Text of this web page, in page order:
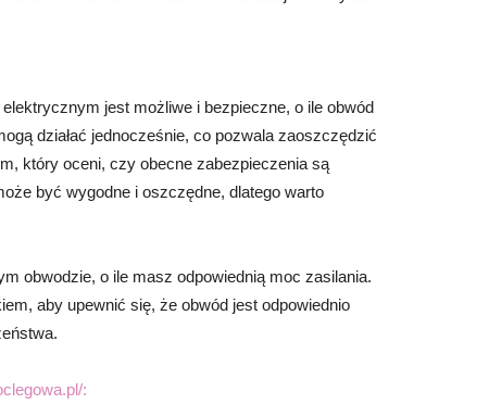
jest możliwe i bezpieczne, o ile obwód
działać jednocześnie, co pozwala zaoszczędzić
który oceni, czy obecne zabezpieczenia są
być wygodne i oszczędne, dlatego warto
obwodzie, o ile masz odpowiednią moc zasilania.
aby upewnić się, że obwód jest odpowiednio
: